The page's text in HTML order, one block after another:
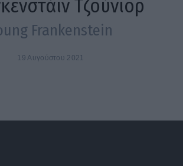
Τζούνιορ
Frankenstein
19 Αυγούστου 2021